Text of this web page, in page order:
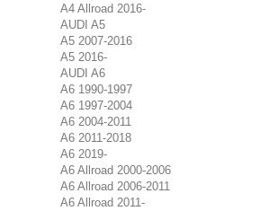
A4 Allroad 2016-
AUDI A5
A5 2007-2016
A5 2016-
AUDI A6
A6 1990-1997
A6 1997-2004
A6 2004-2011
A6 2011-2018
A6 2019-
A6 Allroad 2000-2006
A6 Allroad 2006-2011
A6 Allroad 2011-